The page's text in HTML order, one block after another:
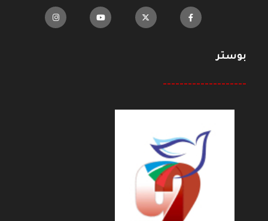
بوستر
--------------------